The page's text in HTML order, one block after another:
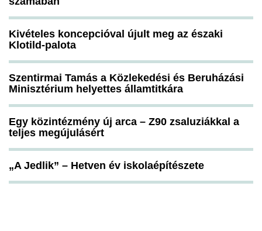
Kivételes koncepcióval újult meg az északi
Klotild-palota
Szentirmai Tamás a Közlekedési és Beruházási
Minisztérium helyettes államtitkára
Egy közintézmény új arca – Z90 zsaluziákkal a
teljes megújulásért
„A Jedlik” – Hetven év iskolaépítészete